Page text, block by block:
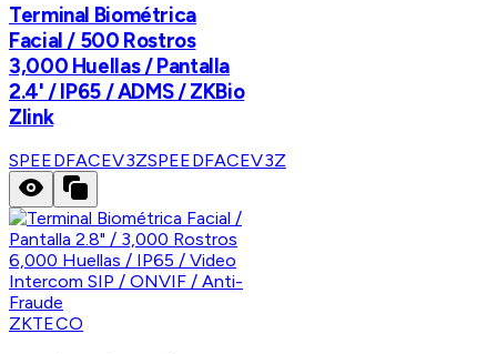
Terminal Biométrica
Facial / 500 Rostros
3,000 Huellas / Pantalla
2.4' / IP65 / ADMS / ZKBio
Zlink
SPEEDFACEV3ZSPEEDFACEV3Z
ZKTECO